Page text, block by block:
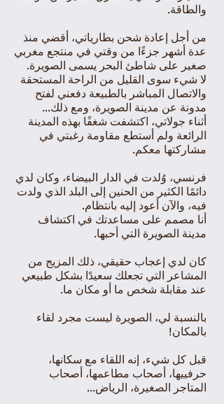
والطاقة.
من أجل إعادة شحن بطارياتي، أقضي منذ
عدة أشهر جزءًا من وقتي في منتجع مغربي
صغير على شاطئ البحر يسمى الصويرة.
لا شيء سوى القليل من الراحة المستحقة
والاتصال المباشر بالطبيعة دفعني لفتح
مدونة عن مدينة الصويرة، ومع ذلك...
أثناء جولاتي، اكتشفت شغفًا بهذه المدينة
الرائعة ولم أستطع مقاومة رغبتي في
مشاركتها معكم.
فرنسي، وُلدت في الدار البيضاء، وكان لدي
دائمًا الكثير من الحنين إلى البلد الذي ولدت
فيه، والآن أعود إليه بانتظام.
أنا مصمم على مساعدتك في اكتشاف
مدينة الصويرة التي أحبها.
كان لدي إعجاب حقيقي، ذلك المزيج من
المشاعر التي تجعلك سعيدًا بشكل طبيعي
عند مقابلة شخص ما أو مكان ما.
بالنسبة لي، الصويرة ليست مجرد لقاء
بالمكان!
قبل كل شيء، إنه اللقاء مع سكانها،
حرفييها، أصحاب مطاعمها، أصحاب
المتاجر الصغيرة، الرياض...